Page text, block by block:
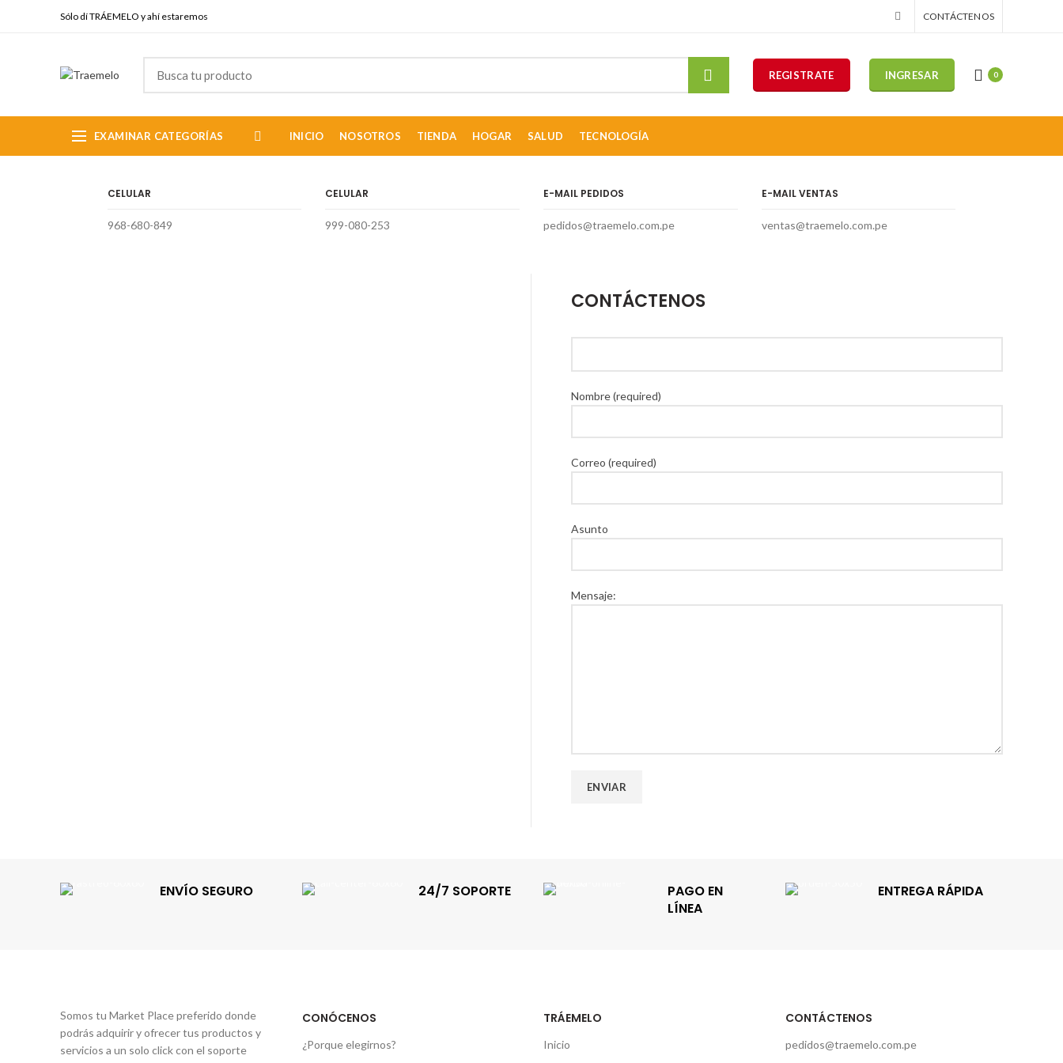
Sólo dí TRÁEMELO y ahí estaremos CONTÁCTENOS
REGISTRATE INGRESAR 0
EXAMINAR CATEGORÍAS INICIO NOSOTROS TIENDA HOGAR SALUD TECNOLOGÍA
CELULAR
968-680-849
CELULAR
999-080-253
E-MAIL PEDIDOS
pedidos@traemelo.com.pe
E-MAIL VENTAS
ventas@traemelo.com.pe
CONTÁCTENOS
Nombre (required)
Correo (required)
Asunto
Mensaje:
ENVÍO SEGURO 24/7 SOPORTE
PAGO EN
LÍNEA
ENTREGA RÁPIDA
Somos tu Market Place preferido donde
podrás adquirir y ofrecer tus productos y
servicios a un solo click con el soporte
CONÓCENOS
¿Porque elegirnos?
TRÁEMELO
Inicio
CONTÁCTENOS
pedidos@traemelo.com.pe